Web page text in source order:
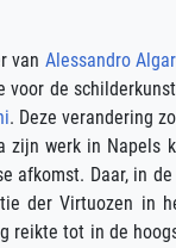
van Alessandro
voor de
. Deze verandering
zijn werk in Napels
afkomst. Daar, in
der Virtuozen in
reikte tot in de